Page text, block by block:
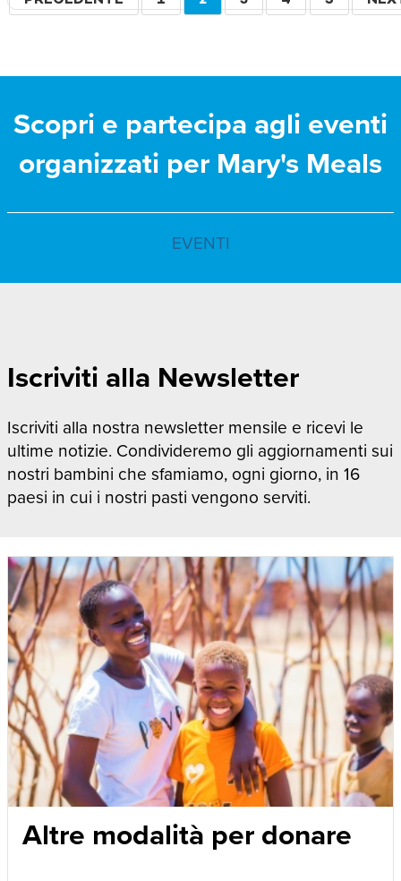
Scopri e partecipa agli eventi
organizzati per Mary's Meals
EVENTI
Iscriviti alla Newsletter
Iscriviti alla nostra newsletter mensile e ricevi le
ultime notizie. Condivideremo gli aggiornamenti sui
nostri bambini che sfamiamo, ogni giorno, in 16
paesi in cui i nostri pasti vengono serviti.
Altre modalità per donare